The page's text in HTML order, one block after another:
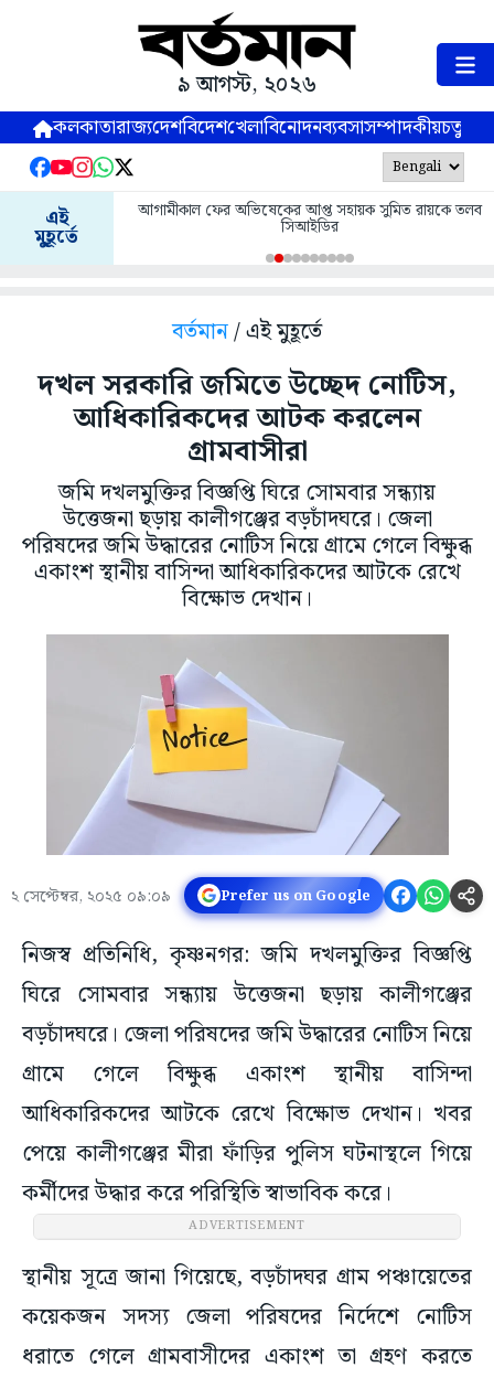
৯ আগস্ট, ২০২৬
কলকাতারাজ্যদেশবিদেশখেলাবিনোদনব্যবসাসম্পাদকীয়
এই
মুহূর্তে
আগামীকাল ফের অভিষেকের আপ্ত সহায়ক সুমিত রায়কে তলব
সিআইডির
বর্তমান/ এই মুহূর্তে
দখল সরকারি জমিতে উচ্ছেদ নোটিস,
আধিকারিকদের আটক করলেন
গ্রামবাসীরা
জমি দখলমুক্তির বিজ্ঞপ্তি ঘিরে সোমবার সন্ধ্যায়
উত্তেজনা ছড়ায় কালীগঞ্জের বড়চাঁদঘরে। জেলা
পরিষদের জমি উদ্ধারের নোটিস নিয়ে গ্রামে গেলে বিক্ষুব্ধ
একাংশ স্থানীয় বাসিন্দা আধিকারিকদের আটকে রেখে
বিক্ষোভ দেখান।
২ সেপ্টেম্বর, ২০২৫ ০৯:০৯ Prefer us on Google
নিজস্ব প্রতিনিধি, কৃষ্ণনগর: জমি দখলমুক্তির বিজ্ঞপ্তি
ঘিরে সোমবার সন্ধ্যায় উত্তেজনা ছড়ায় কালীগঞ্জের
বড়চাঁদঘরে। জেলা পরিষদের জমি উদ্ধারের নোটিস নিয়ে
গ্রামে গেলে বিক্ষুব্ধ একাংশ স্থানীয় বাসিন্দা
আধিকারিকদের আটকে রেখে বিক্ষোভ দেখান। খবর
পেয়ে কালীগঞ্জের মীরা ফাঁড়ির পুলিস ঘটনাস্থলে গিয়ে
কর্মীদের উদ্ধার করে পরিস্থিতি স্বাভাবিক করে।
ADVERTISEMENT
স্থানীয় সূত্রে জানা গিয়েছে, বড়চাঁদঘর গ্রাম পঞ্চায়েতের
কয়েকজন সদস্য জেলা পরিষদের নির্দেশে নোটিস
ধরাতে গেলে গ্রামবাসীদের একাংশ তা গ্রহণ করতে